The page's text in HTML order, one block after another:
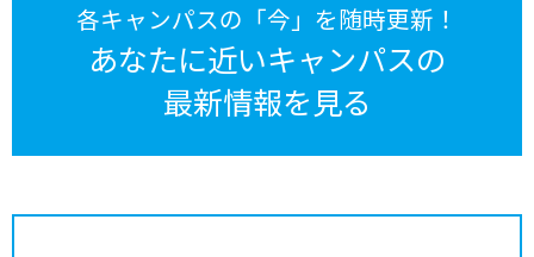
各キャンパスの「今」を随時更新！
あなたに近いキャンパスの
最新情報を見る